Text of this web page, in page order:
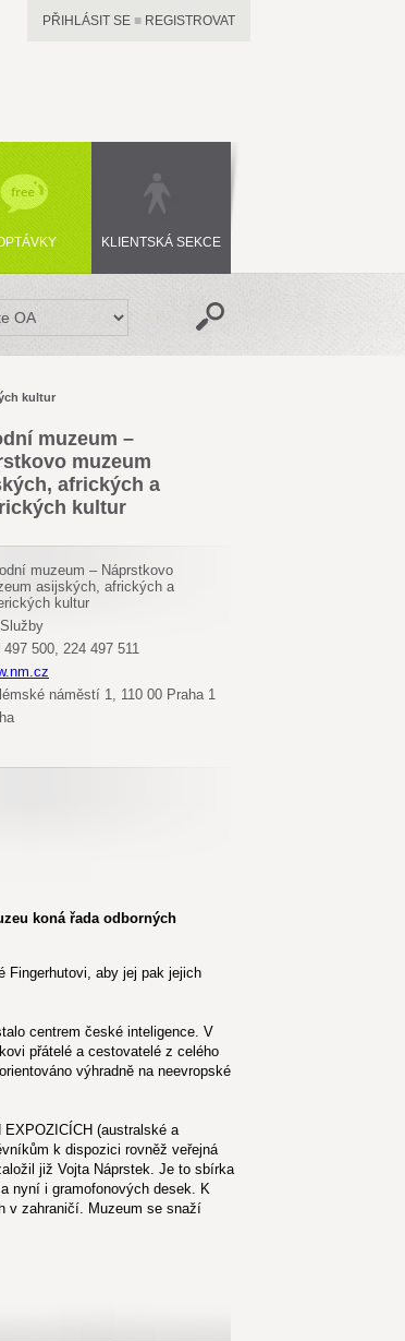
PŘIHLÁSIT SE ■ REGISTROVAT
KLIENTSKÁ SEKCE
kultur
muzeum –
muzeum
afrických a
kultur
muzeum – Náprstkovo
asijských, afrických a
kultur
497 500, 224 497 511
náměstí 1, 110 00 Praha 1
koná řada odborných
Fingerhutovi, aby jej pak jejich
centrem české inteligence. V
přátelé a cestovatelé z celého
výhradně na neevropské
(australské a
k dispozici rovněž veřejná
již Vojta Náprstek. Je to sbírka
nyní i gramofonových desek. K
v zahraničí. Muzeum se snaží